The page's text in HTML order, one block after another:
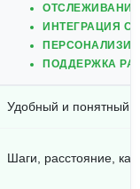
ИНТЕГРАЦИЯ С
ПОДДЕРЖКА
Удобный и понятный
Шаги, расстояние,